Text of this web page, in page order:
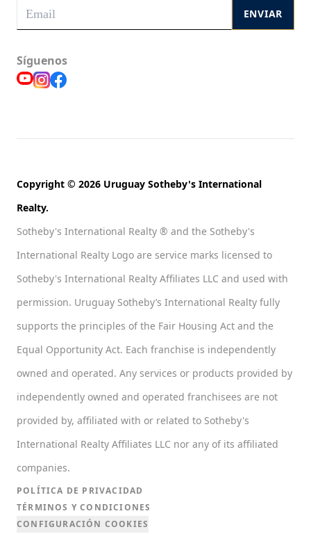
ENVIAR
Síguenos
Copyright © 2026 Uruguay Sotheby's International
Realty.
Sotheby's International Realty ® and the Sotheby's
International Realty Logo are service marks licensed to
Sotheby's International Realty Affiliates LLC and used with
permission. Uruguay Sotheby’s International Realty fully
supports the principles of the Fair Housing Act and the
Equal Opportunity Act. Each franchise is independently
owned and operated. Any services or products provided by
independently owned and operated franchisees are not
provided by, affiliated with or related to Sotheby's
International Realty Affiliates LLC nor any of its affiliated
companies.
POLÍTICA DE PRIVACIDAD
TÉRMINOS Y CONDICIONES
CONFIGURACIÓN COOKIES